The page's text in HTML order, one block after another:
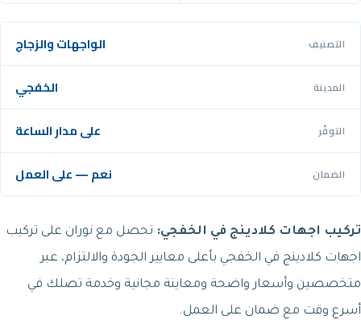
التصنيف الواجهات والزجاج
المدينة الخفجي
التوفّر على مدار الساعة
الضمان نعم — على العمل
تركيب اجهات كلادينج في الخفجي: تحصل مع نوران على تركيب
اجهات كلادينج في الخفجي بأعلى معايير الجودة والالتزام، عبر
متخصصين وأسعار واضحة ومعاينة مجانية وخدمة تصلك في
أسرع وقت مع ضمان على العمل.